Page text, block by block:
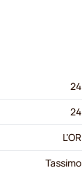
24
24
L'OR
Tassimo